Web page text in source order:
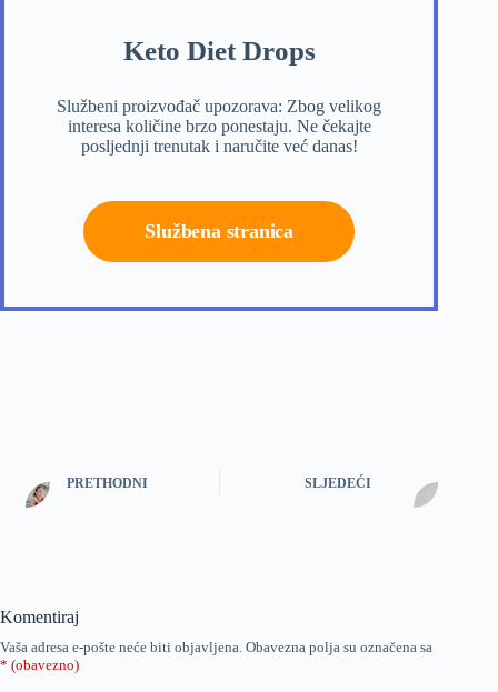
Keto Diet Drops
Službeni proizvođač upozorava: Zbog velikog
interesa količine brzo ponestaju. Ne čekajte
posljednji trenutak i naručite već danas!
Službena stranica
PRETHODNI SLJEDEĆI
Komentiraj
Vaša adresa e-pošte neće biti objavljena. Obavezna polja su označena sa
* (obavezno)